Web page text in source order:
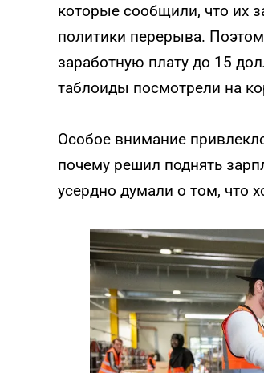
которые сообщили, что их
политики перерыва.
заработную плату до 15
таблоиды посмотрели на
Особое внимание
почему решил поднять
усердно думали о том, что